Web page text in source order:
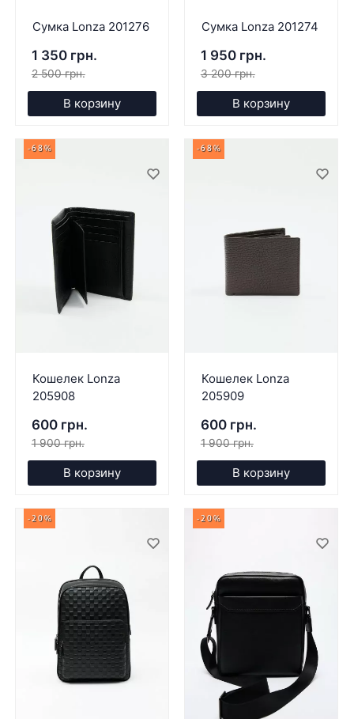
Сумка Lonza 201276
1 350 грн.
2 500 грн.
В корзину
Сумка Lonza 201274
1 950 грн.
3 200 грн.
В корзину
-68%
Кошелек Lonza
205908
600 грн.
1 900 грн.
В корзину
-68%
Кошелек Lonza
205909
600 грн.
1 900 грн.
В корзину
-20% -20%